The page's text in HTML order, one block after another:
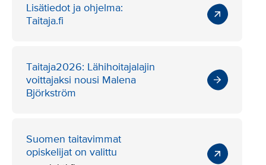
Lisätiedot ja ohjelma:
Taitaja.fi
Taitaja2026: Lähihoitajalajin
voittajaksi nousi Malena
Björkström
Suomen taitavimmat
opiskelijat on valittu